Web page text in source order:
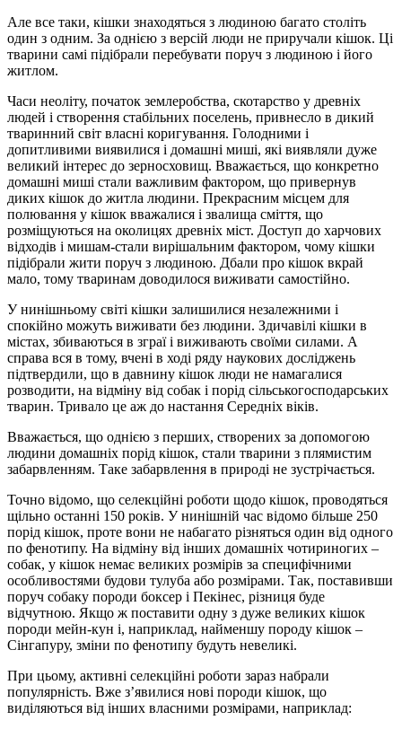
Але все таки, кішки знаходяться з людиною багато століть
один з одним. За однією з версій люди не приручали кішок. Ці
тварини самі підібрали перебувати поруч з людиною і його
житлом.
Часи неоліту, початок землеробства, скотарство у древніх
людей і створення стабільних поселень, привнесло в дикий
тваринний світ власні коригування. Голодними і
допитливими виявилися і домашні миші, які виявляли дуже
великий інтерес до зерносховищ. Вважається, що конкретно
домашні миші стали важливим фактором, що привернув
диких кішок до житла людини. Прекрасним місцем для
полювання у кішок вважалися і звалища сміття, що
розміщуються на околицях древніх міст. Доступ до харчових
відходів і мишам-стали вирішальним фактором, чому кішки
підібрали жити поруч з людиною. Дбали про кішок вкрай
мало, тому тваринам доводилося виживати самостійно.
У нинішньому світі кішки залишилися незалежними і
спокійно можуть виживати без людини. Здичавілі кішки в
містах, збиваються в зграї і виживають своїми силами. А
справа вся в тому, вчені в ході ряду наукових досліджень
підтвердили, що в давнину кішок люди не намагалися
розводити, на відміну від собак і порід сільськогосподарських
тварин. Тривало це аж до настання Середніх віків.
Вважається, що однією з перших, створених за допомогою
людини домашніх порід кішок, стали тварини з плямистим
забарвленням. Таке забарвлення в природі не зустрічається.
Точно відомо, що селекційні роботи щодо кішок, проводяться
щільно останні 150 років. У нинішній час відомо більше 250
порід кішок, проте вони не набагато різняться один від одного
по фенотипу. На відміну від інших домашніх чотириногих –
собак, у кішок немає великих розмірів за специфічними
особливостями будови тулуба або розмірами. Так, поставивши
поруч собаку породи боксер і Пекінес, різниця буде
відчутною. Якщо ж поставити одну з дуже великих кішок
породи мейн-кун і, наприклад, найменшу породу кішок –
Сінгапуру, зміни по фенотипу будуть невеликі.
При цьому, активні селекційні роботи зараз набрали
популярність. Вже з’явилися нові породи кішок, що
виділяються від інших власними розмірами, наприклад: